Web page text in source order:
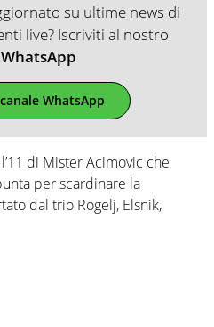
su ultime news di
live? Iscriviti al nostro
WhatsApp
WhatsApp
di Mister Acimovic che
per scardinare la
dal trio Rogelj, Elsnik,